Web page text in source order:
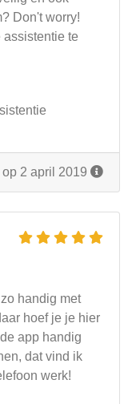
Don't worry!
te
op 2 april 2019
handig met
hoef je je hier
app handig
dat vind ik
werk!